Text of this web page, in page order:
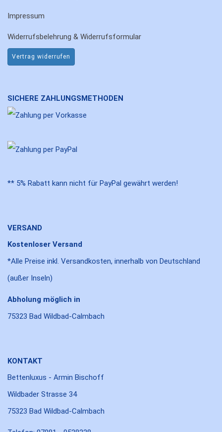
Impressum
Widerrufsbelehrung & Widerrufsformular
Vertrag widerrufen
SICHERE ZAHLUNGSMETHODEN
** 5% Rabatt kann nicht für PayPal gewährt werden!
VERSAND
Kostenloser Versand
*Alle Preise inkl. Versandkosten, innerhalb von Deutschland
(außer Inseln)
Abholung möglich in
75323 Bad Wildbad-Calmbach
KONTAKT
Bettenluxus - Armin Bischoff
Wildbader Strasse 34
75323 Bad Wildbad-Calmbach